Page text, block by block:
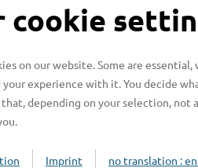
und die in der
und -teilnehmern zu
wird,
nicht befolgen oder
setzen.
cookie
on our website. Some are
experience with it. You decide
depending on your selection, not
Imprint no translation :